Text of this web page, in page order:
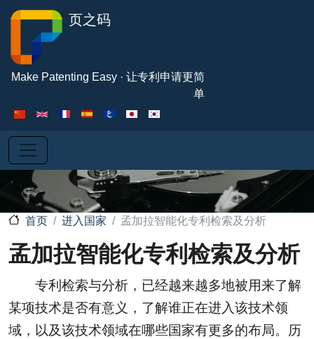
页之码
Make Patenting Easy · 让专利申请更简
单
首页 进入国家 孟加拉智能化专利检索及分析
孟加拉智能化专利检索及分析
专利检索与分析，已经越来越多地被用来了解
某项技术是否有意义，了解谁正在进入该技术领
域，以及该技术领域在哪些国家有更多的布局。历